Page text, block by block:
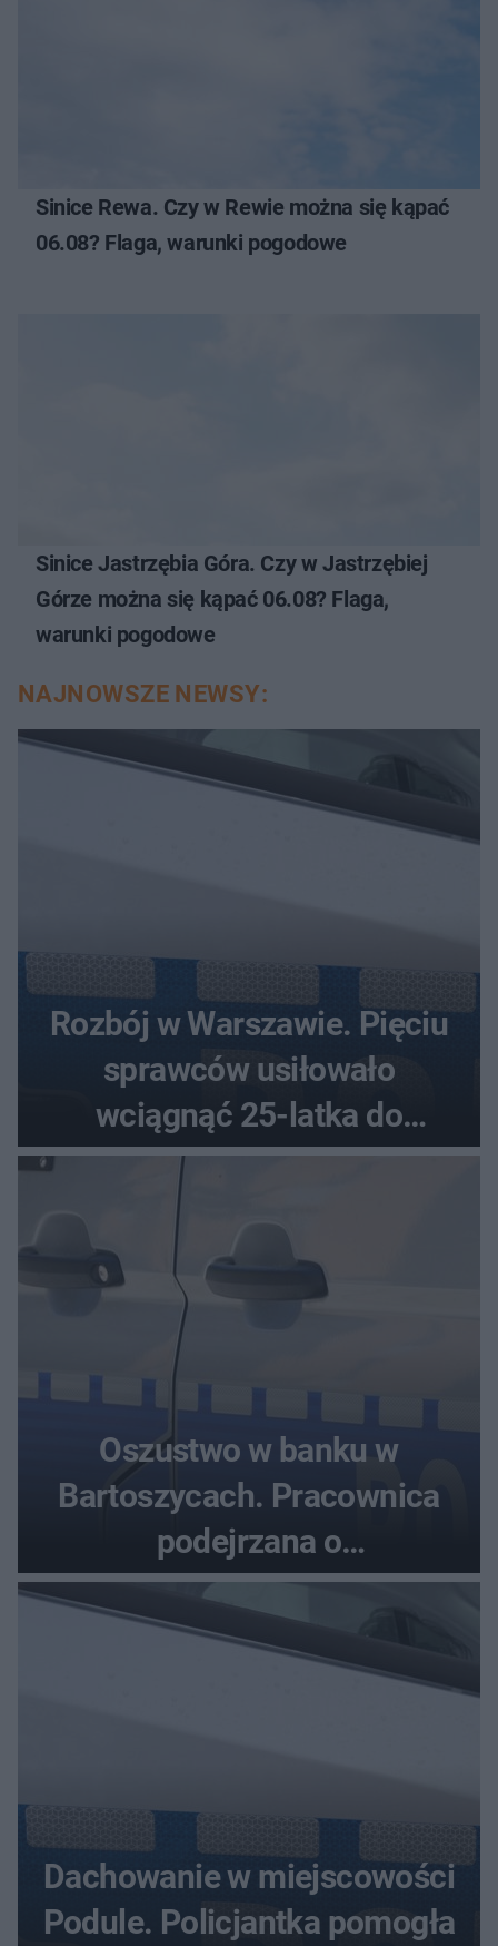
Sinice Rewa. Czy w Rewie można się kąpać
06.08? Flaga, warunki pogodowe
Sinice Jastrzębia Góra. Czy w Jastrzębiej
Górze można się kąpać 06.08? Flaga,
warunki pogodowe
NAJNOWSZE NEWSY:
Rozbój w Warszawie. Pięciu
sprawców usiłowało
wciągnąć 25-latka do
samochodu
Oszustwo w banku w
Bartoszycach. Pracownica
podejrzana o
przywłaszczenie 470 000 zł
Dachowanie w miejscowości
Podule. Policjantka pomogła